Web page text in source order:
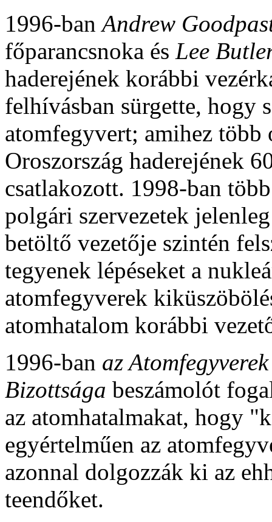
1996-banAndrew
főparancsnoka és Lee
haderejének korábbi
felhívásban sürgette, hogy
atomfegyvert; amihez több
Oroszország haderejének
csatlakozott. 1998-ban
polgári szervezetek
betöltő vezetője szintén
tegyenek lépéseket a
atomfegyverek
atomhatalom korábbi
1996-ban az
Bizottsága beszámolót
az atomhatalmakat, hogy
egyértelműen az
azonnal dolgozzák ki az
teendőket.